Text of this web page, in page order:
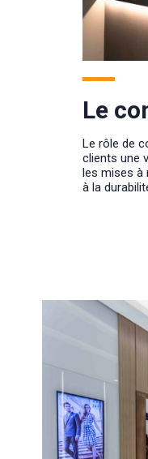
Le
Le rôle de
clients une
les mises à
à la